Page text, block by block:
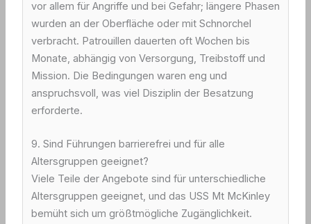
vor allem für Angriffe und bei Gefahr; längere Phasen
wurden an der Oberfläche oder mit Schnorchel
verbracht. Patrouillen dauerten oft Wochen bis
Monate, abhängig von Versorgung, Treibstoff und
Mission. Die Bedingungen waren eng und
anspruchsvoll, was viel Disziplin der Besatzung
erforderte.
9. Sind Führungen barrierefrei und für alle
Altersgruppen geeignet?
Viele Teile der Angebote sind für unterschiedliche
Altersgruppen geeignet, und das USS Mt McKinley
bemüht sich um größtmögliche Zugänglichkeit.